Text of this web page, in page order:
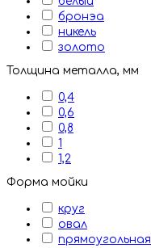
бронэа
никель
золото
Толщина металла, мм
0,4
0,6
0,8
1
1,2
Форма мойки
круг
овал
прямоугольная